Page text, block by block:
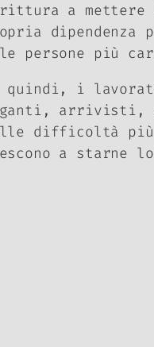
a
persone più
quindi, i
arrivisti,
difficoltà più
a starne